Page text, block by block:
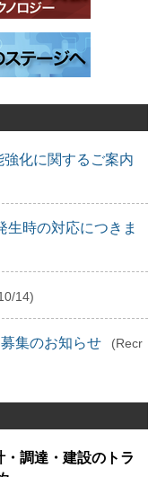
化に関するご案内
生時の対応につきま
14)
集のお知らせ
(Recr
・調達・建設のトラ